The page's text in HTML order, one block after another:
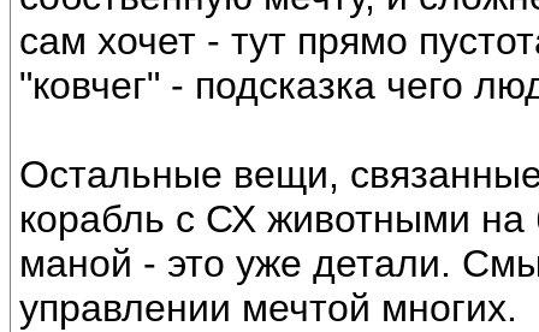
сам хочет - тут прямо
"ковчег" - подсказка чего
Остальные вещи,
корабль с СХ животными на
маной - это уже детали.
управлении мечтой многих.